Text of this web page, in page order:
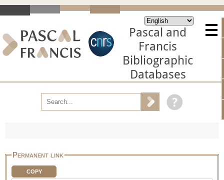
Pascal and
Francis
Bibliographic
Databases
Permanent link
COPY